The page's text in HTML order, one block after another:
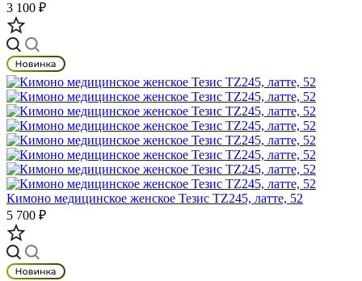
3 100 ₽
Кимоно медицинское женское Тезис TZ245, латте, 52
5 700 ₽